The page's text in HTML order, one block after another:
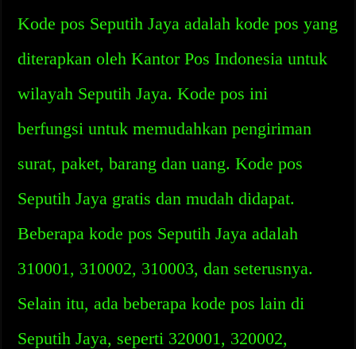
Kode pos Seputih Jaya adalah kode pos yang
diterapkan oleh Kantor Pos Indonesia untuk
wilayah Seputih Jaya. Kode pos ini
berfungsi untuk memudahkan pengiriman
surat, paket, barang dan uang. Kode pos
Seputih Jaya gratis dan mudah didapat.
Beberapa kode pos Seputih Jaya adalah
310001, 310002, 310003, dan seterusnya.
Selain itu, ada beberapa kode pos lain di
Seputih Jaya, seperti 320001, 320002,